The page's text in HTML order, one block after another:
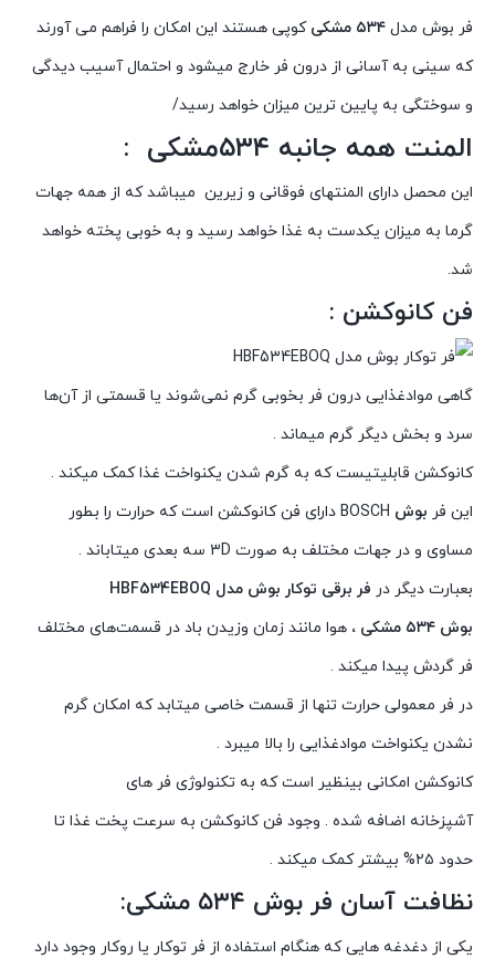
فر بوش مدل ۵۳۴ مشکی
کوپی هستند این امکان را فراهم می آورند
که سینی به آسانی از درون فر خارج میشود و احتمال آسیب دیدگی
و سوختگی به پایین ترین میزان خواهد رسید/
المنت همه جانبه ۵۳۴مشکی :
این محصل دارای المنتهای فوقانی و زیرین میباشد که از همه جهات
گرما به میزان یکدست به غذا خواهد رسید و به خوبی پخته خواهد
شد.
فن کانوکشن :
گاهی موادغذایی درون فر بخوبی گرم نمی‌شوند یا قسمتی از آن‌ها
سرد و بخش دیگر گرم میماند .
کانوکشن قابلیتیست که به گرم شدن یکنواخت غذا کمک میکند .
این فر بوش
BOSCH دارای فن کانوکشن است که حرارت را بطور
مساوی و در جهات مختلف به صورت 3D سه بعدی میتاباند .
بعبارت دیگر در فر برقی توکار بوش مدل HBF534EBOQ
بوش ۵۳۴ مشکی ،
هوا مانند زمان وزیدن باد در قسمت‌های مختلف
فر گردش پیدا میکند .
در فر معمولی حرارت تنها از قسمت خاصی میتابد که امکان گرم
نشدن یکنواخت موادغذایی را بالا میبرد .
کانوکشن امکانی بینظیر است که به تکنولوژی فر های
آشپزخانه اضافه شده . وجود فن کانوکشن به سرعت پخت غذا تا
حدود ۲۵% بیشتر کمک میکند .
نظافت آسان فر بوش ۵۳۴ مشکی:
یکی از دغدغه هایی که هنگام استفاده از فر توکار یا روکار وجود دارد